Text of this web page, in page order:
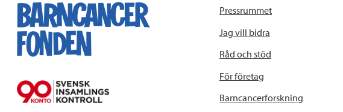
Pressrummet
Jag vill bidra
Råd och stöd
För företag
Barncancerforskning